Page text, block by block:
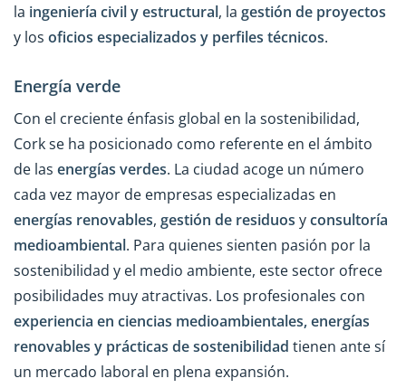
la ingeniería civil y estructural, la gestión de proyectos
y los oficios especializados y perfiles técnicos.
Energía verde
Con el creciente énfasis global en la sostenibilidad,
Cork se ha posicionado como referente en el ámbito
de las energías verdes. La ciudad acoge un número
cada vez mayor de empresas especializadas en
energías renovables, gestión de residuos yconsultoría
medioambiental. Para quienes sienten pasión por la
sostenibilidad y el medio ambiente, este sector ofrece
posibilidades muy atractivas. Los profesionales con
experiencia en ciencias medioambientales, energías
renovables y prácticas de sostenibilidad tienen ante sí
un mercado laboral en plena expansión.